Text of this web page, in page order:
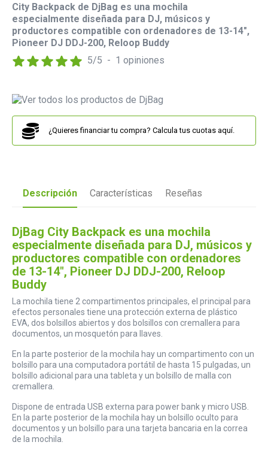
City Backpack de DjBag es una mochila
especialmente diseñada para DJ, músicos y
productores compatible con ordenadores de 13-14",
Pioneer DJ DDJ-200, Reloop Buddy
5/5 - 1 opiniones
¿Quieres financiar tu compra? Calcula tus cuotas aquí.
Descripción Características Reseñas
DjBag City Backpack es una mochila
especialmente diseñada para DJ, músicos y
productores compatible con ordenadores
de 13-14", Pioneer DJ DDJ-200, Reloop
Buddy
La mochila tiene 2 compartimentos principales, el principal para
efectos personales tiene una protección externa de plástico
EVA, dos bolsillos abiertos y dos bolsillos con cremallera para
documentos, un mosquetón para llaves.
En la parte posterior de la mochila hay un compartimento con un
bolsillo para una computadora portátil de hasta 15 pulgadas, un
bolsillo adicional para una tableta y un bolsillo de malla con
cremallera.
Dispone de entrada USB externa para power bank y micro USB.
En la parte posterior de la mochila hay un bolsillo oculto para
documentos y un bolsillo para una tarjeta bancaria en la correa
de la mochila.